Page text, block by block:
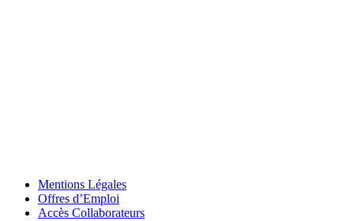
Mentions Légales
Offres d’Emploi
Accès Collaborateurs